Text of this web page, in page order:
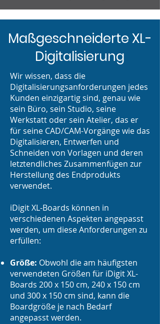
Maßgeschneiderte XL-
Digitalisierung
Wir wissen, dass die
Digitalisierungsanforderungen jedes
Kunden einzigartig sind, genau wie
sein Büro, sein Studio, seine
Werkstatt oder sein Atelier, das er
für seine CAD/CAM-Vorgänge wie das
Digitalisieren, Entwerfen und
Schneiden von Vorlagen und deren
letztendliches Zusammenfügen zur
Herstellung des Endprodukts
verwendet.
iDigit XL-Boards können in
verschiedenen Aspekten angepasst
werden, um diese Anforderungen zu
erfüllen:
Größe: Obwohl die am häufigsten
verwendeten Größen für iDigit XL-
Boards 200 x 150 cm, 240 x 150 cm
und 300 x 150 cm sind, kann die
Boardgröße je nach Bedarf
angepasst werden.